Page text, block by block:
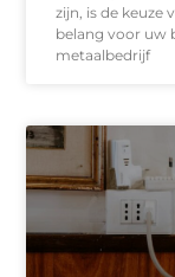
zijn, is de keuze
belang voor uw
metaalbedrijf